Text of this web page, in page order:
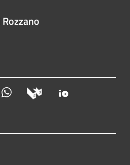
Whatsapp